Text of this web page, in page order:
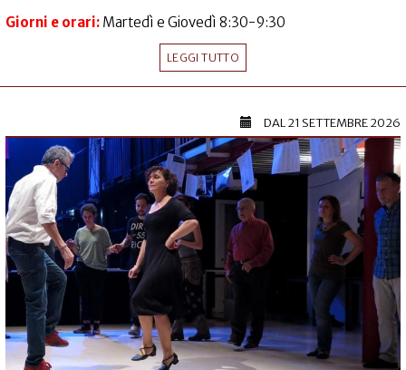
Giorni e orari: Martedì e Giovedì 8:30-9:30
LEGGI TUTTO
DAL21 SETTEMBRE 2026